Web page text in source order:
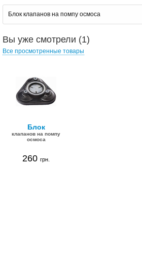
Блок клапанов на помпу осмоса
Вы уже смотрели (1)
Все просмотренные товары
Блок
клапанов на помпу
осмоса
260 грн.